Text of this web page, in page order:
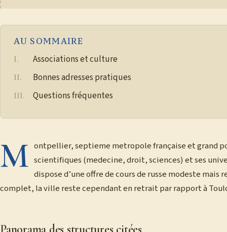
AU SOMMAIRE
Associations et culture
Bonnes adresses pratiques
Questions fréquentes
M ontpellier, septieme metropole française et grand
scientifiques (medecine, droit, sciences) et ses
dispose d’une offre de cours de russe modeste mais
complet, la ville reste cependant en retrait par rapport à